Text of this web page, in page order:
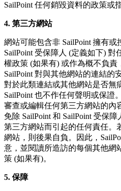
SailPoint 任何銷毀資料的政策或
4. 第三方網站
網站可能包含非 SailPoint 擁有或
SailPoint 受保障人 (定義如下)
權政策 (如果有) 或作為概不負責
SailPoint 對與其他網站的連結的
對於此類連結或其他網站是否無
SailPoint 也不作任何聲明或保證
審查或編輯任何第三方網站的內
免除 SailPoint 和 SailPoint 受保
第三方網站而引起的任何責任。
網站，則後果自負。因此，
意，並閱讀所造訪的每個其他網
策 (如果有)。
5. 保障